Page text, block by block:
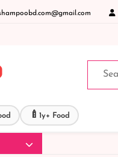
প্রোডাক্ট পেজে আপনার
🍼 1y+ Food